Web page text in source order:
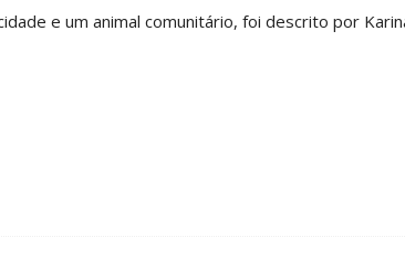
e um animal comunitário, foi descrito por